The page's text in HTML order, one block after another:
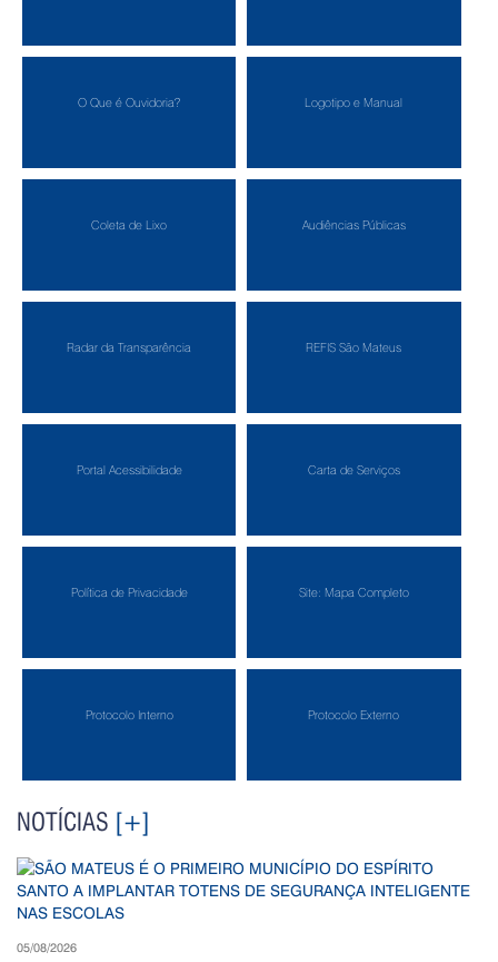
O Que é Ouvidoria? Logotipo e Manual
Coleta de Lixo Audiências Públicas
Radar da Transparência REFIS São Mateus
Portal Acessibilidade Carta de Serviços
Política de Privacidade Site: Mapa Completo
Protocolo Interno Protocolo Externo
NOTÍCIAS [+]
05/08/2026